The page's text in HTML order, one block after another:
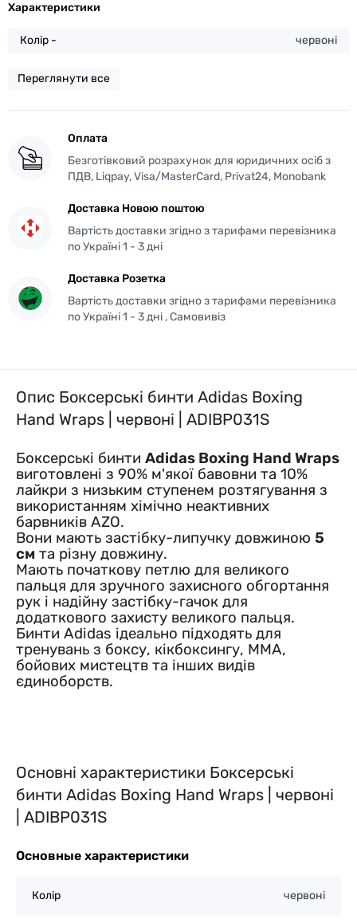
Характеристики
Колір - червоні
Переглянути все
Оплата
Безготівковий розрахунок для юридичних осіб з
ПДВ, Liqpay, Visa/MasterCard, Privat24, Monobank
Доставка Новою поштою
Вартість доставки згідно з тарифами перевізника
по Україні 1 - 3 дні
Доставка Розетка
Вартість доставки згідно з тарифами перевізника
по Україні 1 - 3 дні , Самовивіз
Опис Боксерські бинти Adidas Boxing
Hand Wraps | червоні | ADIBP031S
Боксерські бинти Adidas Boxing Hand Wraps
виготовлені з 90% м'якої бавовни та 10%
лайкри з низьким ступенем розтягування з
використанням хімічно неактивних
барвників AZO.
Вони мають застібку-липучку довжиною 5
см та різну довжину.
Мають початкову петлю для великого
пальця для зручного захисного обгортання
рук і надійну застібку-гачок для
додаткового захисту великого пальця.
Бинти Adidas ідеально підходять для
тренувань з боксу, кікбоксингу, ММА,
бойових мистецтв та інших видів
єдиноборств.
Основні характеристики Боксерські
бинти Adidas Boxing Hand Wraps | червоні
| ADIBP031S
Основные характеристики
Колір червоні